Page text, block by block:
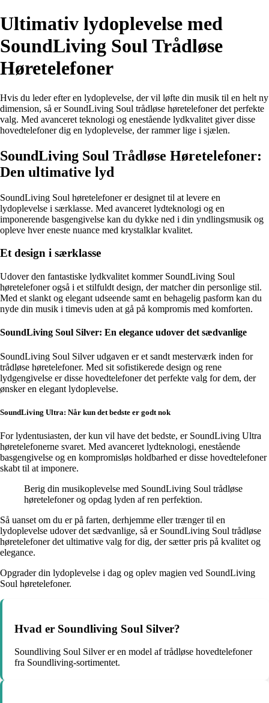
Ultimativ lydoplevelse med
SoundLiving Soul Trådløse
Høretelefoner
Hvis du leder efter en lydoplevelse, der vil løfte din musik til en helt ny
dimension, så er SoundLiving Soul trådløse høretelefoner det perfekte
valg. Med avanceret teknologi og enestående lydkvalitet giver disse
hovedtelefoner dig en lydoplevelse, der rammer lige i sjælen.
SoundLiving Soul Trådløse Høretelefoner:
Den ultimative lyd
SoundLiving Soul høretelefoner er designet til at levere en
lydoplevelse i særklasse. Med avanceret lydteknologi og en
imponerende basgengivelse kan du dykke ned i din yndlingsmusik og
opleve hver eneste nuance med krystalklar kvalitet.
Et design i særklasse
Udover den fantastiske lydkvalitet kommer SoundLiving Soul
høretelefoner også i et stilfuldt design, der matcher din personlige stil.
Med et slankt og elegant udseende samt en behagelig pasform kan du
nyde din musik i timevis uden at gå på kompromis med komforten.
SoundLiving Soul Silver: En elegance udover det sædvanlige
SoundLiving Soul Silver udgaven er et sandt mesterværk inden for
trådløse høretelefoner. Med sit sofistikerede design og rene
lydgengivelse er disse hovedtelefoner det perfekte valg for dem, der
ønsker en elegant lydoplevelse.
SoundLiving Ultra: Når kun det bedste er godt nok
For lydentusiasten, der kun vil have det bedste, er SoundLiving Ultra
høretelefonerne svaret. Med avanceret lydteknologi, enestående
basgengivelse og en kompromisløs holdbarhed er disse hovedtelefoner
skabt til at imponere.
Berig din musikoplevelse med SoundLiving Soul trådløse
høretelefoner og opdag lyden af ren perfektion.
Så uanset om du er på farten, derhjemme eller trænger til en
lydoplevelse udover det sædvanlige, så er SoundLiving Soul trådløse
høretelefoner det ultimative valg for dig, der sætter pris på kvalitet og
elegance.
Opgrader din lydoplevelse i dag og oplev magien ved SoundLiving
Soul høretelefoner.
Hvad er Soundliving Soul Silver?
Soundliving Soul Silver er en model af trådløse hovedtelefoner
fra Soundliving-sortimentet.